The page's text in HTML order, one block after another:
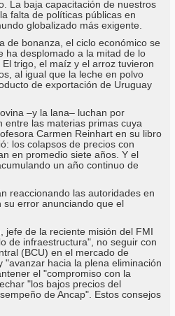
La baja capacitación de nuestros
falta de políticas públicas en
globalizado más exigente.
de bonanza, el ciclo económico se
ha desplomado a la mitad de lo
trigo, el maíz y el arroz tuvieron
al igual que la leche en polvo
de exportación de Uruguay
–y la lana– luchan por
entre las materias primas cuya
Carmen Reinhart en su libro
los colapsos de precios con
en promedio siete años. Y el
un año continuo de
reaccionando las autoridades en
error anunciando que el
jefe de la reciente misión del FMI
de infraestructura", no seguir con
(BCU) en el mercado de
"avanzar hacia la plena eliminación
el "compromiso con la
"los bajos precios del
de Ancap". Estos consejos